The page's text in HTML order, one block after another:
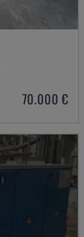
70.000 €